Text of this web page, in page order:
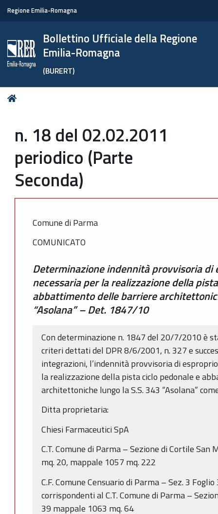
Regione Emilia-Romagna
Bollettino Ufficiale della Regione
Emilia-Romagna
(BURERT)
Tu
n. 18 del 02.02.2011
periodico (Parte
Seconda)
Comune di Parma
COMUNICATO
Determinazione indennità provvisoria di
necessaria per la realizzazione della
abbattimento delle barriere
“Asolana” – Det. 1847/10
Con determinazione n. 1847 del 20/7/2010 è
criteri dettati del DPR 8/6/2001, n. 327 e
integrazioni, l’indennità provvisoria di
la realizzazione della pista ciclo pedonale e
architettoniche lungo la S.S. 343 “Asolana”
Ditta proprietaria:
Chiesi Farmaceutici SpA
C.T. Comune di Parma – Sezione di Cortile
mq. 20, mappale 1057 mq. 222
C.F. Comune Censuario di Parma – Sez. 3
corrispondenti al C.T. Comune di Parma –
39 mappale 1063 mq. 64